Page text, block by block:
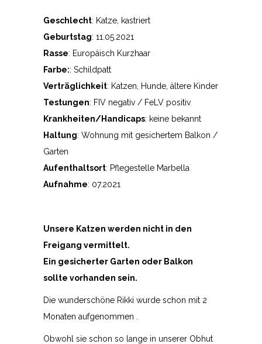
Geschlecht: Katze, kastriert
Geburtstag: 11.05.2021
Rasse: Europäisch Kurzhaar
Farbe:: Schildpatt
Verträglichkeit: Katzen, Hunde, ältere Kinder
Testungen: FIV negativ / FeLV positiv
Krankheiten/Handicaps: keine bekannt
Haltung: Wohnung mit gesichertem Balkon /
Garten
Aufenthaltsort: Pflegestelle Marbella
Aufnahme: 07.2021
Unsere Katzen werden nicht in den
Freigang vermittelt.
Ein gesicherter Garten oder Balkon
sollte vorhanden sein.
Die wunderschöne Rikki wurde schon mit 2
Monaten aufgenommen .
Obwohl sie schon so lange in unserer Obhut